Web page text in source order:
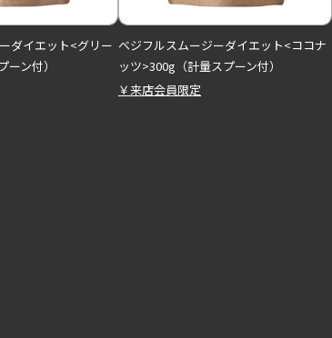
ダイエット<グリー
ン付）
ベジフルスムージーダイエット<ココナ
ッツ>300g（計量スプーン付）
￥来店会員限定